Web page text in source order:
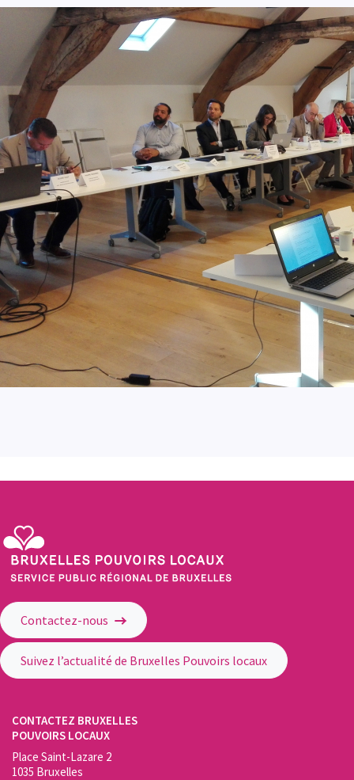
Contactez-nous
Suivez l’actualité de Bruxelles Pouvoirs locaux
CONTACTEZ BRUXELLES
POUVOIRS LOCAUX
Place Saint-Lazare 2
1035 Bruxelles